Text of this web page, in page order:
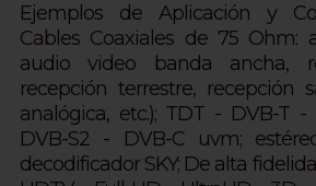
Ejemplos de Aplicación y
Cables Coaxiales de 75 Ohm:
audio video banda ancha,
recepción terrestre, recepción
analógica, etc.); TDT - DVB-T -
DVB-S2 - DVB-C uvm;
decodificador SKY; De alta